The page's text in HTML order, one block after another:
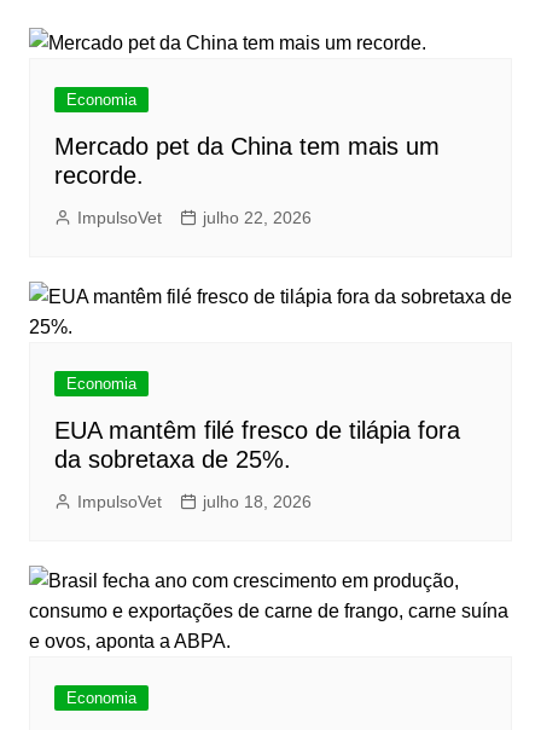
Economia
Mercado pet da China tem mais um
recorde.
ImpulsoVet julho 22, 2026
Economia
EUA mantêm filé fresco de tilápia fora
da sobretaxa de 25%.
ImpulsoVet julho 18, 2026
Economia